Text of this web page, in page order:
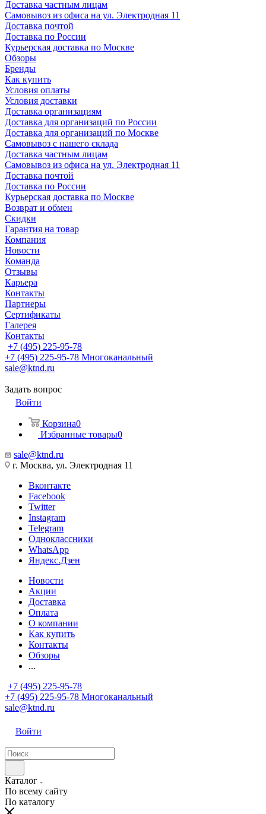
Доставка частным лицам
Самовывоз из офиса на ул. Электродная 11
Доставка почтой
Доставка по России
Курьерская доставка по Москве
Обзоры
Бренды
Как купить
Условия оплаты
Условия доставки
Доставка организациям
Доставка для организаций по России
Доставка для организаций по Москве
Самовывоз с нашего склада
Доставка частным лицам
Самовывоз из офиса на ул. Электродная 11
Доставка почтой
Доставка по России
Курьерская доставка по Москве
Возврат и обмен
Скидки
Гарантия на товар
Компания
Новости
Команда
Отзывы
Карьера
Контакты
Партнеры
Сертификаты
Галерея
Контакты
+7 (495) 225-95-78
+7 (495) 225-95-78 Многоканальный
sale@ktnd.ru
Задать вопрос
Войти
Корзина0
Избранные товары0
sale@ktnd.ru
г. Москва, ул. Электродная 11
Вконтакте
Facebook
Twitter
Instagram
Telegram
Одноклассники
WhatsApp
Яндекс.Дзен
Новости
Акции
Доставка
Оплата
О компании
Как купить
Контакты
Обзоры
...
+7 (495) 225-95-78
+7 (495) 225-95-78 Многоканальный
sale@ktnd.ru
Войти
Каталог
По всему сайту
По каталогу